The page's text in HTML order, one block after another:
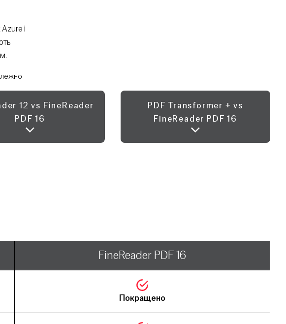
і
12 vs FineReader
PDF 16
PDF Transformer + vs
FineReader PDF 16
FineReader PDF 16
Покращено